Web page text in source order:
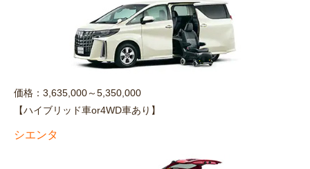
価格：3,635,000～5,350,000
【ハイブリッド車or4WD車あり】
シエンタ